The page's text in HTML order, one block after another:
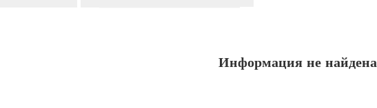
Информация не найдена